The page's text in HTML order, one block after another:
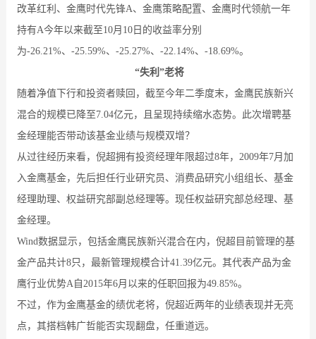
改革红利、金鹰时代先锋A、金鹰策略配置、金鹰时代领航一年
持有A今年以来截至10月10日的收益率分别
为-26.21%、-25.59%、-25.27%、-22.14%、-18.69%。
“失利”老将
随着净值下行和投资者赎回，截至今年二季度末，金鹰民族新兴
混合的规模已降至7.04亿元，且呈现持续缩水态势。此次增聘基
金经理能否带动该基金业绩与规模双增？
从过往经历来看，倪超拥有投资经理年限超过8年，2009年7月加
入金鹰基金，先后担任行业研究员、消费品研究小组组长、基金
经理助理、权益研究部副总经理等。现任权益研究部总经理、基
金经理。
Wind数据显示，包括金鹰民族新兴混合在内，倪超目前管理的基
金产品共计8只，最新管理规模合计41.39亿元。其代表产品为金
鹰行业优势A自2015年6月以来的任职回报为49.85%。
不过，作为金鹰基金的绩优老将，倪超近两年的业绩表现并无亮
点，其搭档韩广哲能否实现翻盘，任重道远。